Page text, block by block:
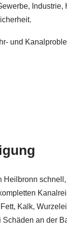
und
Kalk,
an der